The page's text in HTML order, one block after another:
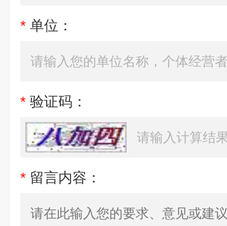
* 单位：
* 验证码：
* 留言内容：